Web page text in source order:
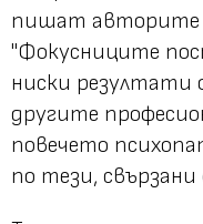
пишат авторите
"Фокусниците
ниски резултати
другите
повечето
по тези,